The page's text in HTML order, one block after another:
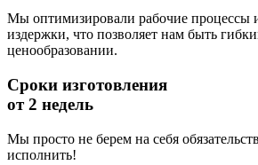
Мы оптимизировали рабочие процессы
издержки, что позволяет нам быть
ценообразовании.
Сроки изготовления
от 2 недель
Мы просто не берем на себя
исполнить!